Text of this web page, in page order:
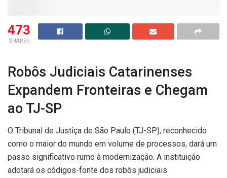
473
SHARES
Robôs Judiciais Catarinenses
Expandem Fronteiras e Chegam
ao TJ-SP
O Tribunal de Justiça de São Paulo (TJ-SP), reconhecido
como o maior do mundo em volume de processos, dará um
passo significativo rumo à modernização. A instituição
adotará os códigos-fonte dos robôs judiciais